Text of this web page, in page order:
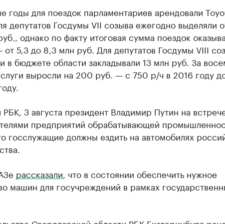
годы для поездок парламентариев арендовали
депутатов Госдумы VII созыва ежегодно выделяли
однако по факту итоговая сумма поездок
5,3 до 8,3 млн руб. Для депутатов Госдумы VIII
в бюджете области закладывали 13 млн руб. За
выросли на 200 руб. — с 750 р/ч в 2016 году
РБК, 3 августа президент Владимир Путин на
предприятий обрабатывающей
госслужащие должны ездить на автомобилях
рассказали , что в состоянии обеспечить нужное
машин для госучреждений в рамках